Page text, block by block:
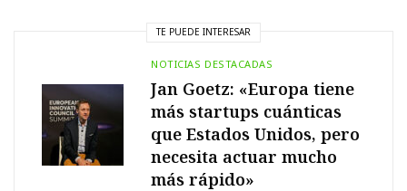
TE PUEDE INTERESAR
NOTICIAS DESTACADAS
Jan Goetz: «Europa tiene
más startups cuánticas
que Estados Unidos, pero
necesita actuar mucho
más rápido»